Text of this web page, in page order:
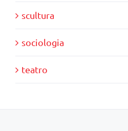
scultura
sociologia
teatro